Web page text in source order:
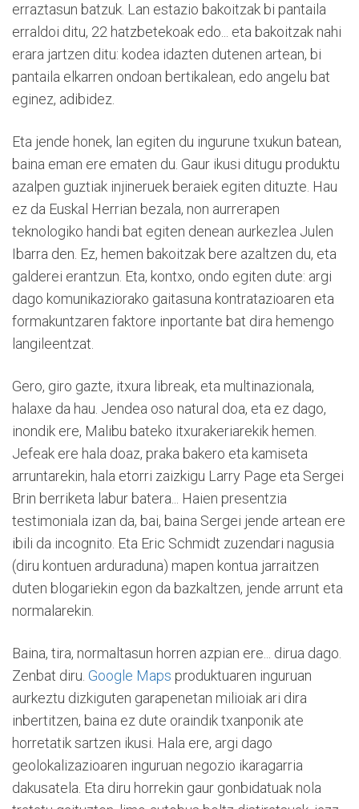
erraztasun batzuk. Lan estazio bakoitzak bi pantaila
erraldoi ditu, 22 hatzbetekoak edo... eta bakoitzak nahi
erara jartzen ditu: kodea idazten dutenen artean, bi
pantaila elkarren ondoan bertikalean, edo angelu bat
eginez, adibidez.
Eta jende honek, lan egiten du ingurune txukun batean,
baina eman ere ematen du. Gaur ikusi ditugu produktu
azalpen guztiak injineruek beraiek egiten dituzte. Hau
ez da Euskal Herrian bezala, non aurrerapen
teknologiko handi bat egiten denean aurkezlea Julen
Ibarra den. Ez, hemen bakoitzak bere azaltzen du, eta
galderei erantzun. Eta, kontxo, ondo egiten dute: argi
dago komunikaziorako gaitasuna kontratazioaren eta
formakuntzaren faktore inportante bat dira hemengo
langileentzat.
Gero, giro gazte, itxura libreak, eta multinazionala,
halaxe da hau. Jendea oso natural doa, eta ez dago,
inondik ere, Malibu bateko itxurakeriarekik hemen.
Jefeak ere hala doaz, praka bakero eta kamiseta
arruntarekin, hala etorri zaizkigu Larry Page eta Sergei
Brin berriketa labur batera... Haien presentzia
testimoniala izan da, bai, baina Sergei jende artean ere
ibili da incognito. Eta Eric Schmidt zuzendari nagusia
(diru kontuen arduraduna) mapen kontua jarraitzen
duten blogariekin egon da bazkaltzen, jende arrunt eta
normalarekin.
Baina, tira, normaltasun horren azpian ere... dirua dago.
Zenbat diru. Google Maps produktuaren inguruan
aurkeztu dizkiguten garapenetan milioiak ari dira
inbertitzen, baina ez dute oraindik txanponik ate
horretatik sartzen ikusi. Hala ere, argi dago
geolokalizazioaren inguruan negozio ikaragarria
dakusatela. Eta diru horrekin gaur gonbidatuak nola